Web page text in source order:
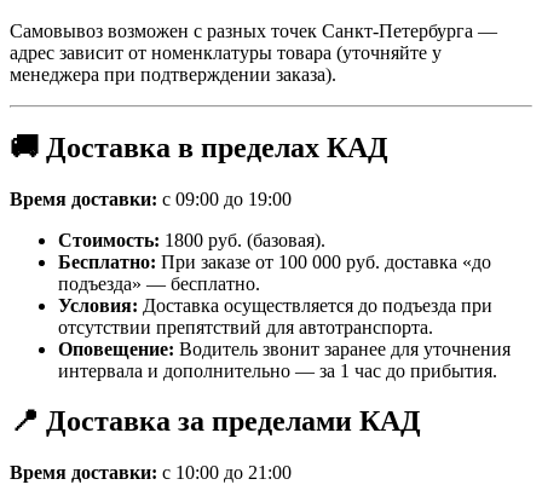
Самовывоз возможен с разных точек Санкт-Петербурга —
адрес зависит от номенклатуры товара (уточняйте у
менеджера при подтверждении заказа).
🚚 Доставка в пределах КАД
Время доставки: с 09:00 до 19:00
Стоимость: 1800 руб. (базовая).
Бесплатно: При заказе от 100 000 руб. доставка «до
подъезда» — бесплатно.
Условия: Доставка осуществляется до подъезда при
отсутствии препятствий для автотранспорта.
Оповещение: Водитель звонит заранее для уточнения
интервала и дополнительно — за 1 час до прибытия.
📍 Доставка за пределами КАД
Время доставки: с 10:00 до 21:00